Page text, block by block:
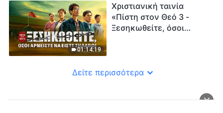
01:14:19
Χριστιανική ταινία
«Πίστη στον Θεό 3 -
Ξεσηκωθείτε, όσοι
Δείτε περισσότερα